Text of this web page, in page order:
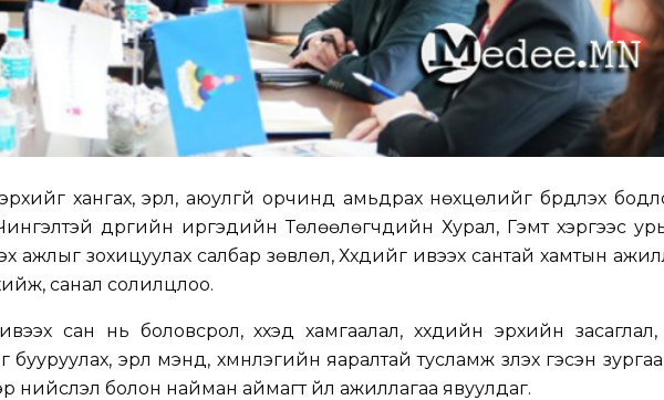
эрхийг хангах, эрүүл, аюулгүй орчинд амьдрах нөхцөлийг бүрдүүлэх
дүүргийн иргэдийн Төлөөлөгчдийн Хурал, Гэмт хэргээс
ажлыг зохицуулах салбар зөвлөл, Хүүхдийг ивээх сантай хамтын
санал солилцлоо.
ивээх сан нь боловсрол, хүүхэд хамгаалал, хүүхдийн эрхийн засаглал,
эрүүл мэнд, хүмүүнлэгийн яаралтай тусламж үзүүлэх гэсэн
нийслэл болон найман аймагт үйл ажиллагаа явуулдаг.